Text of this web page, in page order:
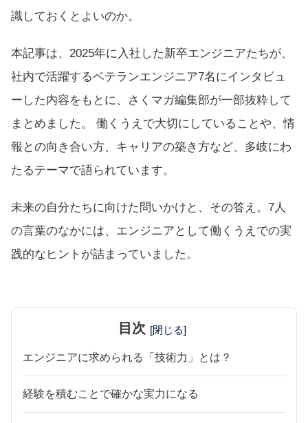
識しておくとよいのか。
本記事は、2025年に入社した新卒エンジニアたちが、
社内で活躍するベテランエンジニア7名にインタビュ
ーした内容をもとに、さくマガ編集部が一部抜粋して
まとめました。 働くうえで大切にしていることや、情
報との向き合い方、キャリアの築き方など、多岐にわ
たるテーマで語られています。
未来の自分たちに向けた問いかけと、その答え。7人
の言葉のなかには、エンジニアとして働くうえでの実
践的なヒントが詰まっていました。
目次 [閉じる]
エンジニアに求められる「技術力」とは？
経験を積むことで確かな実力になる